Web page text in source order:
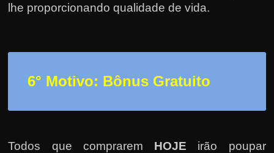
lhe proporcionando qualidade de vida.
6° Motivo: Bônus Gratuito
Todos que comprarem HOJE irão poupar